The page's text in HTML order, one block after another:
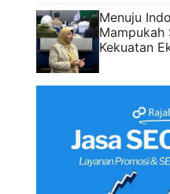
Menuju
Kekuatan